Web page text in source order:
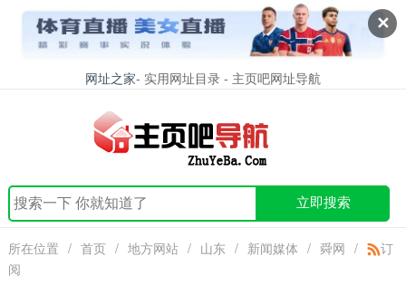
✕
网址之家- 实用网址目录 - 主页吧网址导航
立即搜索
所在位置 / 首页 / 地方网站 / 山东 / 新闻媒体 / 舜网 /
订
阅